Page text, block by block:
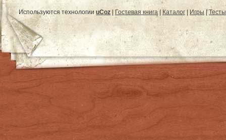
Используются технологии uCoz Гостевая книга| Каталог Игры |Тесты